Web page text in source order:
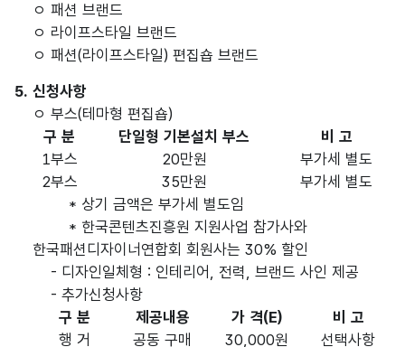
ㅇ 패션 브랜드
ㅇ 라이프스타일 브랜드
ㅇ 패션(라이프스타일) 편집숍 브랜드
5. 신청사항
ㅇ 부스(테마형 편집숍)
구 분
단일형 기본설치 부스
비 고
1부스
20만원
부가세 별도
2부스
35만원
부가세 별도
* 상기 금액은 부가세 별도임
* 한국콘텐츠진흥원 지원사업 참가사와
한국패션디자이너연합회 회원사는 30% 할인
- 디자인일체형 : 인테리어, 전력, 브랜드 사인 제공
- 추가신청사항
구 분
제공내용 가 격(E)
비 고
행 거
공동 구매 30,000원 선택사항